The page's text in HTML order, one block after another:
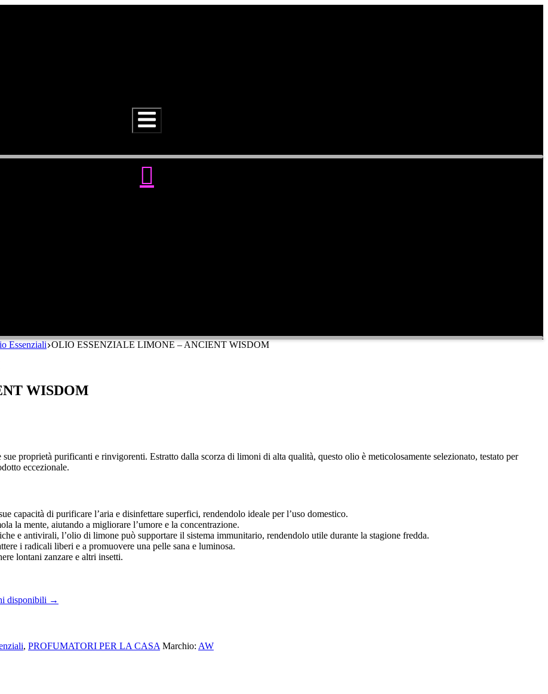
Essenziali OLIO ESSENZIALE LIMONE – ANCIENT WISDOM
WISDOM
proprietà purificanti e rinvigorenti. Estratto dalla scorza di limoni di alta qualità, questo olio è meticolosamente selezionato, testato per
eccezionale.
capacità di purificare l’aria e disinfettare superfici, rendendolo ideale per l’uso domestico.
la mente, aiutando a migliorare l’umore e la concentrazione.
e antivirali, l’olio di limone può supportare il sistema immunitario, rendendolo utile durante la stagione fredda.
i radicali liberi e a promuovere una pelle sana e luminosa.
lontani zanzare e altri insetti.
disponibili →
, PROFUMATORI PER LA CASA Marchio: AW